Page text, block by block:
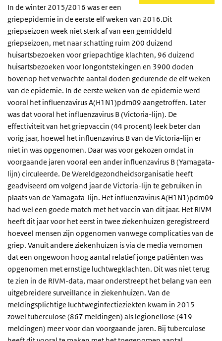
In de winter 2015/2016 was er een
griepepidemie in de eerste elf weken van 2016.Dit
griepseizoen week niet sterk af van een gemiddeld
griepseizoen, met naar schatting ruim 200 duizend
huisartsbezoeken voor griepachtige klachten, 96 duizend
huisartsbezoeken voor longontstekingen en 3900 doden
bovenop het verwachte aantal doden gedurende de elf weken
van de epidemie. In de eerste weken van de epidemie werd
vooral het influenzavirus A(H1N1)pdm09 aangetroffen. Later
was dat vooral het influenzavirus B (Victoria-lijn). De
effectiviteit van het griepvaccin (44 procent) leek beter dan
vorig jaar, hoewel het influenzavirus B van de Victoria-lijn er
niet in was opgenomen. Daar was voor gekozen omdat in
voorgaande jaren vooral een ander influenzavirus B (Yamagata-
lijn) circuleerde. De Wereldgezondheidsorganisatie heeft
geadviseerd om volgend jaar de Victoria-lijn te gebruiken in
plaats van de Yamagata-lijn. Het influenzavirus A(H1N1)pdm09
had wel een goede match met het vaccin van dit jaar. Het RIVM
heeft dit jaar voor het eerst in twee ziekenhuizen geregistreerd
hoeveel mensen zijn opgenomen vanwege complicaties van de
griep. Vanuit andere ziekenhuizen is via de media vernomen
dat een ongewoon hoog aantal relatief jonge patiënten was
opgenomen met ernstige luchtwegklachten. Dit was niet terug
te zien in de RIVM-data, maar onderstreept het belang van een
uitgebreidere surveillance in ziekenhuizen. Van de
meldingsplichtige luchtweginfectieziekten kwam in 2015
zowel tuberculose (867 meldingen) als legionellose (419
meldingen) meer voor dan voorgaande jaren. Bij tuberculose